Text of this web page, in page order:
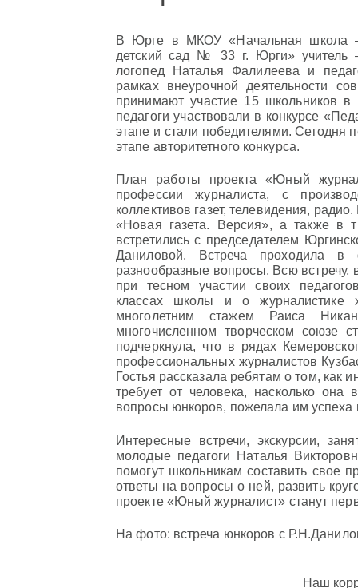
В Юрге в МКОУ «Начальная школа
детский сад № 33 г. Юрги» учитель
логопед Наталья Фалилеева и
рамках внеурочной деятельности
принимают участие 15 школьников
педагоги участвовали в конкурсе
этапе и стали победителями. Сегодня
этапе авторитетного конкурса.
План работы проекта «Юный
профессии журналиста, с
коллективов газет, телевидения,
«Новая газета. Версия», а также в
встретились с председателем
Даниловой. Встреча проходила в
разнообразные вопросы. Всю
при тесном участии своих
классах школы и о журналистике
многолетним стажем Раиса
многочисленном творческом союзе
подчеркнула, что в рядах
профессиональных журналистов
Гостья рассказала ребятам о том, как
требует от человека, насколько
вопросы юнкоров, пожелала им успеха
Интересные встречи, экскурсии,
молодые педагоги Наталья
помогут школьникам составить свое
ответы на вопросы о ней, развить
проекте «Юный журналист» станут
На фото: встреча юнкоров с
Наш